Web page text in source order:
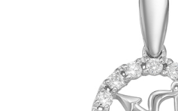
ГРАФИК ПЛАТЕЖЕЙ